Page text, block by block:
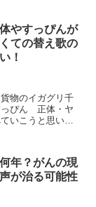
やすっぴんが
ての替え歌の
！
物のイガグリ千
っぴん 正体・ヤ
いこうと思いま
年？がんの現
が治る可能性